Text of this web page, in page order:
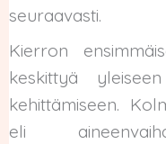
seuraavasti.
Kierron
keskittyä
kehittämiseen.
eli